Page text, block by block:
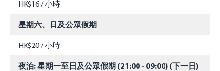
HK$16 / 小時
星期六、日及公眾假期
HK$20 / 小時
夜泊: 星期一至日及公眾假期 (21:00 - 09:00) (下一日)